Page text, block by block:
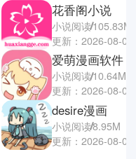
花香阁小说
小说阅读105.83M
更新：2026-08-08
爱萌漫画软件
小说阅读10.64M
更新：2026-08-07
desire漫画
小说阅读8.95M
更新：2026-08-07